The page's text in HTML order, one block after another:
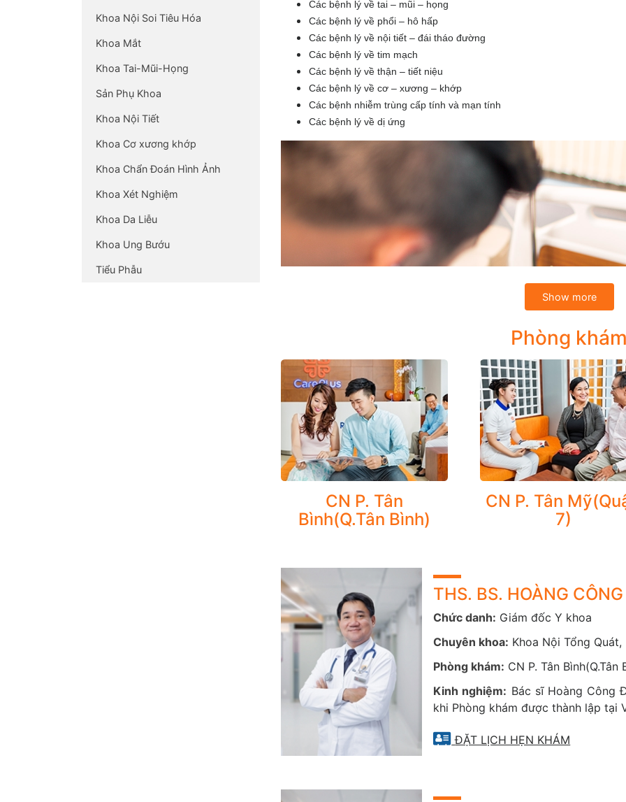
Các bệnh lý về tai – mũi – họng
Các bệnh lý về phổi – hô hấp
Các bệnh lý về nội tiết – đái tháo đường
Các bệnh lý về tim mạch
Các bệnh lý về thận – tiết niệu
Các bệnh lý về cơ – xương – khớp
Các bệnh nhiễm trùng cấp tính và mạn tính
Các bệnh lý về dị ứng
Chúng tôi cung cấp nhiều gói khám tầm soát các bệnh nội khoa đa dạng,
Gói khám tầm soát phụ khoa
Gói khám tầm soát tim mạch
Gói khám tầm soát gan
Gói khám tầm soát Hen-COPD
Gói khám tiền hôn nhân, tiền mang thai, tiền sản
Ngoài ra, Phòng khám CarePlus còn hỗ trợ lập hồ sơ theo dõi và điều trị
người cao tuổi, thông qua:
Các xét nghiệm cận lâm sàng, xét nghiệm máu
Đo điện tim, siêu âm, chụp X-Quang
Một số thủ thuật có thể được thực hiện ngay tại Phòng khám CarePlus như:
Show more
Phòng
CN P. Tân
Bình(Q.Tân Bình)
CN P. Tân
7)
THS. BS. HOÀNG
Chức danh: Giám đốc Y khoa
Chuyên khoa: Khoa Nội Tổng
Phòng khám: CN P. Tân
Kinh nghiệm: Bác sĩ Hoàng Công
khi Phòng khám được thành lập tại
ĐẶT LỊCH HẸN KHÁM
Khoa Nội Soi Tiêu Hóa
Khoa Mắt
Khoa Tai-Mũi-Họng
Sản Phụ Khoa
Khoa Nội Tiết
Khoa Cơ xương khớp
Khoa Chẩn Đoán Hình Ảnh
Khoa Xét Nghiệm
Khoa Da Liễu
Khoa Ung Bướu
Tiểu Phẫu